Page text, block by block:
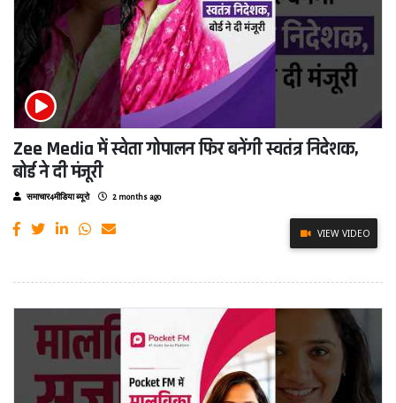
Zee Media में स्वेता गोपालन फिर बनेंगी स्वतंत्र निदेशक,
बोर्ड ने दी मंजूरी
समाचार4मीडिया ब्यूरो 2 months ago
VIEW VIDEO